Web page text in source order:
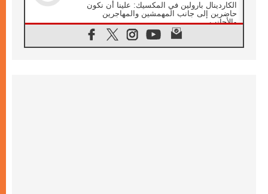
الكاردينال بارولين في المكسيك: علينا أن نكون
حاضرين إلى جانب المهمشين والمهاجرين
والأجانب
البابا لاوُن الرابع عشر للشباب في أسيزي: